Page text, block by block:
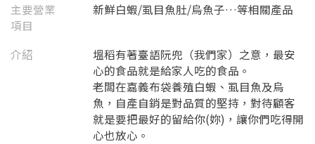
主要營業
項目
新鮮白蝦/虱目魚肚/烏魚子…等相關產品
介紹
塭稻有著臺語阮兜（我們家）之意，最安
心的食品就是給家人吃的食品。
老闆在嘉義布袋養殖白蝦、虱目魚及烏
魚，自產自銷是對品質的堅持，對待顧客
就是要把最好的留給你(妳)，讓你們吃得開
心也放心。
要註冊嗎？
嗨~這個 LINE 帳號還沒有註冊過，
請加入LINE好友
請掃描或點擊 QR code
加入「嘉義優鮮」LINE 好友，
註冊完成
訊息
要看申請秘笈嗎？